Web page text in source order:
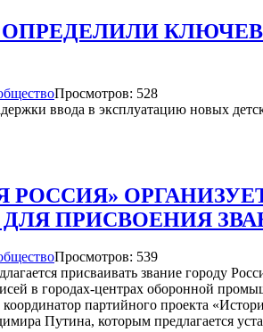
ОПРЕДЕЛИЛИ
Просмотров: 528
ввода в эксплуатацию новых
ПРИСВОЕНИЯ
Просмотров: 539
присваивать звание городу
в городах-центрах оборонной
партийного проекта
Путина, которым предлагается